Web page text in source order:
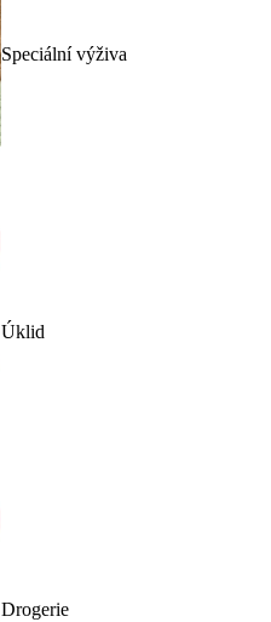
Speciální výživa
Úklid
Drogerie